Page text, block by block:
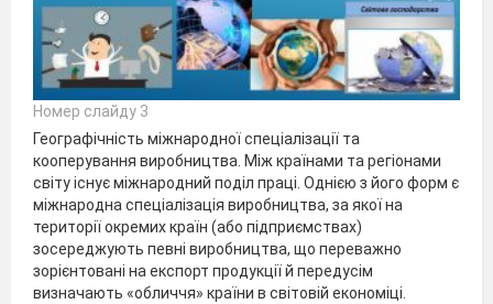
Номер слайду 3
Географічність міжнародної спеціалізації та
кооперування виробництва. Між країнами та регіонами
світу існує міжнародний поділ праці. Однією з його форм є
міжнародна спеціалізація виробництва, за якої на
території окремих країн (або підприємствах)
зосереджують певні виробництва, що переважно
зорієнтовані на експорт продукції й передусім
визначають «обличчя» країни в світовій економіці.